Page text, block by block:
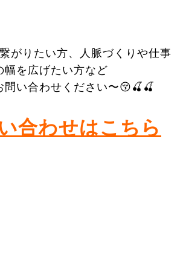
がりたい方、人脈づくりや仕事
幅を広げたい方など
問い合わせください〜😚🍒🍒
合わせはこちら